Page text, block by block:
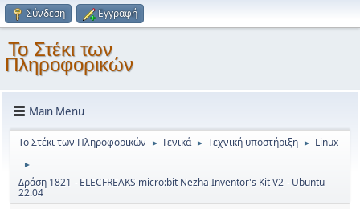
Σύνδεση Εγγραφή
Το Στέκι των
Πληροφορικών
Main Menu
Το Στέκι των Πληροφορικών ► Γενικά ► Τεχνική υποστήριξη ► Linux
►
Δράση 1821 - ELECFREAKS micro:bit Nezha Inventor's Kit V2 - Ubuntu
22.04